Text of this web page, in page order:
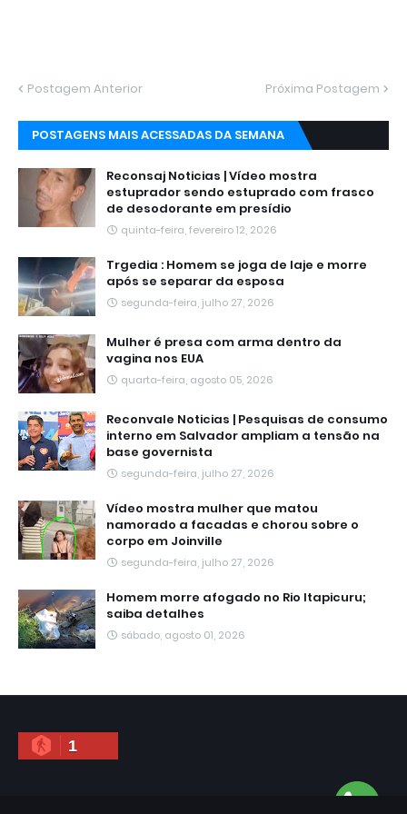
Postagem Anterior Próxima Postagem
POSTAGENS MAIS ACESSADAS DA SEMANA
Reconsaj Noticias | Vídeo mostra
estuprador sendo estuprado com frasco
de desodorante em presídio
quinta-feira, fevereiro 12, 2026
Trgedia : Homem se joga de laje e morre
após se separar da esposa
segunda-feira, julho 27, 2026
Mulher é presa com arma dentro da
vagina nos EUA
quarta-feira, agosto 05, 2026
Reconvale Noticias | Pesquisas de consumo
interno em Salvador ampliam a tensão na
base governista
segunda-feira, julho 27, 2026
Vídeo mostra mulher que matou
namorado a facadas e chorou sobre o
corpo em Joinville
segunda-feira, julho 27, 2026
Homem morre afogado no Rio Itapicuru;
saiba detalhes
sábado, agosto 01, 2026
1